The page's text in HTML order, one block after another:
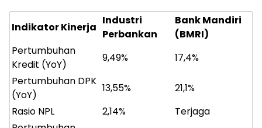
Indikator Kinerja
Industri
Perbankan
Bank Mandiri
(BMRI)
Pertumbuhan
Kredit (YoY)
9,49%
17,4%
Pertumbuhan DPK
(YoY)
13,55%
21,1%
Rasio NPL
2,14%
Terjaga